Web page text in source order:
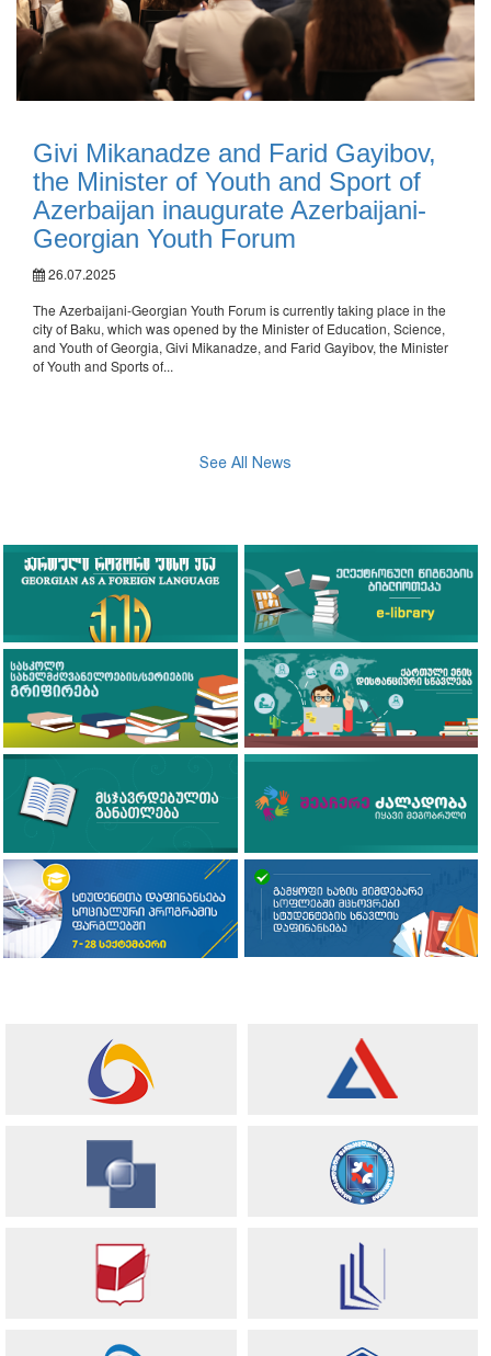
Givi Mikanadze and Farid Gayibov,
the Minister of Youth and Sport of
Azerbaijan inaugurate Azerbaijani-
Georgian Youth Forum
26.07.2025
The Azerbaijani-Georgian Youth Forum is currently taking place in the
city of Baku, which was opened by the Minister of Education, Science,
and Youth of Georgia, Givi Mikanadze, and Farid Gayibov, the Minister
of Youth and Sports of...
See All News